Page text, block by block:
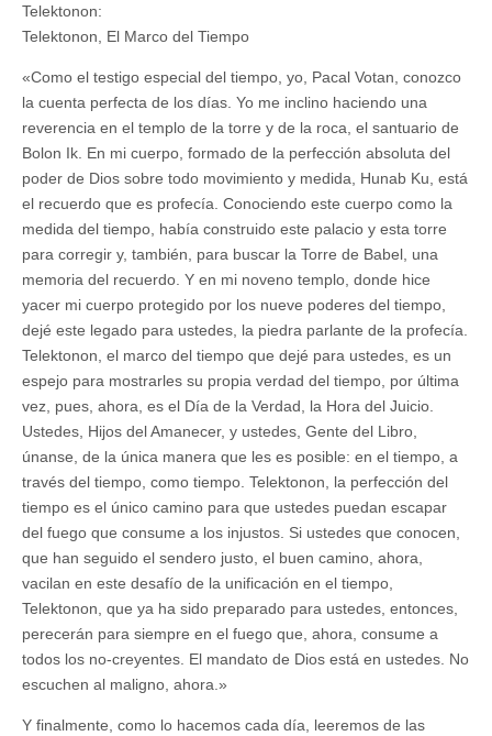
Telektonon:
Telektonon, El Marco del Tiempo
«Como el testigo especial del tiempo, yo, Pacal Votan, conozco
la cuenta perfecta de los días. Yo me inclino haciendo una
reverencia en el templo de la torre y de la roca, el santuario de
Bolon Ik. En mi cuerpo, formado de la perfección absoluta del
poder de Dios sobre todo movimiento y medida, Hunab Ku, está
el recuerdo que es profecía. Conociendo este cuerpo como la
medida del tiempo, había construido este palacio y esta torre
para corregir y, también, para buscar la Torre de Babel, una
memoria del recuerdo. Y en mi noveno templo, donde hice
yacer mi cuerpo protegido por los nueve poderes del tiempo,
dejé este legado para ustedes, la piedra parlante de la profecía.
Telektonon, el marco del tiempo que dejé para ustedes, es un
espejo para mostrarles su propia verdad del tiempo, por última
vez, pues, ahora, es el Día de la Verdad, la Hora del Juicio.
Ustedes, Hijos del Amanecer, y ustedes, Gente del Libro,
únanse, de la única manera que les es posible: en el tiempo, a
través del tiempo, como tiempo. Telektonon, la perfección del
tiempo es el único camino para que ustedes puedan escapar
del fuego que consume a los injustos. Si ustedes que conocen,
que han seguido el sendero justo, el buen camino, ahora,
vacilan en este desafío de la unificación en el tiempo,
Telektonon, que ya ha sido preparado para ustedes, entonces,
perecerán para siempre en el fuego que, ahora, consume a
todos los no-creyentes. El mandato de Dios está en ustedes. No
escuchen al maligno, ahora.»
Y finalmente, como lo hacemos cada día, leeremos de las